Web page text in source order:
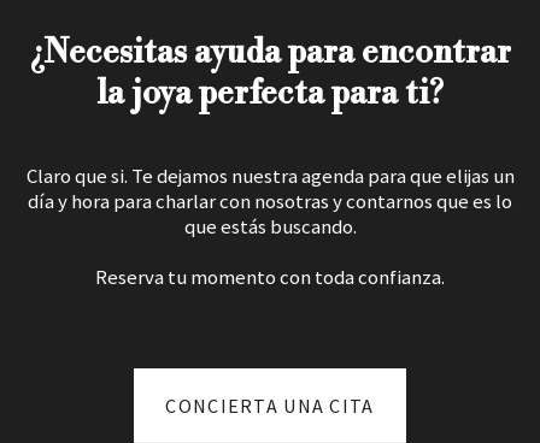
¿Necesitas ayuda para encontrar
la joya perfecta para ti?
Claro que si. Te dejamos nuestra agenda para que elijas un
día y hora para charlar con nosotras y contarnos que es lo
que estás buscando.
Reserva tu momento con toda confianza.
CONCIERTA UNA CITA